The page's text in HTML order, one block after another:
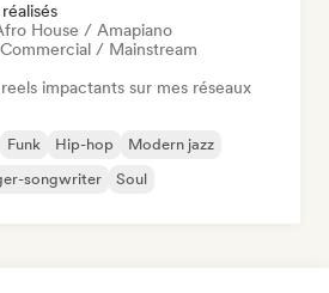
House / Amapiano
Commercial / Mainstream
impactants sur mes réseaux
Funk Hip-hop
Modern jazz
songwriter Soul